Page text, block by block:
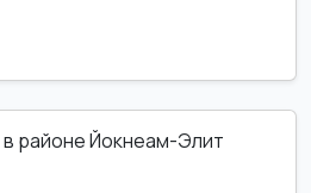
районе Йокнеам-Элит